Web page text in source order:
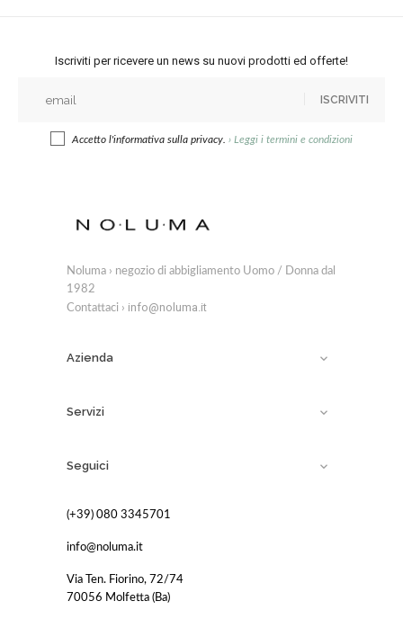
Iscriviti per ricevere un news su nuovi prodotti ed offerte!
ISCRIVITI
Accetto l'informativa sulla privacy. › Leggi i termini e condizioni
Noluma › negozio di abbigliamento Uomo / Donna dal
1982
Contattaci › info@noluma.it
Azienda 
Servizi 
Seguici 
(+39) 080 3345701
info@noluma.it
Via Ten. Fiorino, 72/74
70056 Molfetta (Ba)